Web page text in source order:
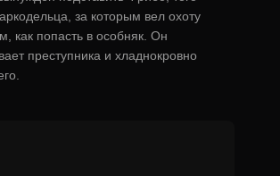
за которым вел охоту
как попасть в особняк. Он
преступника и хладнокровно